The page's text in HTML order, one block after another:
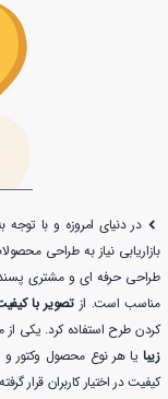
در دنیای امروزه و با توجه
بازاریابی نیاز به طراحی
طراحی حرفه ای و مشتری پسند
مناسب است. از تصویر با
کردن طرح استفاده کرد. یکی از
زیبا یا هر نوع محصول وکتور
کیفیت در اختیار کاربران قرار